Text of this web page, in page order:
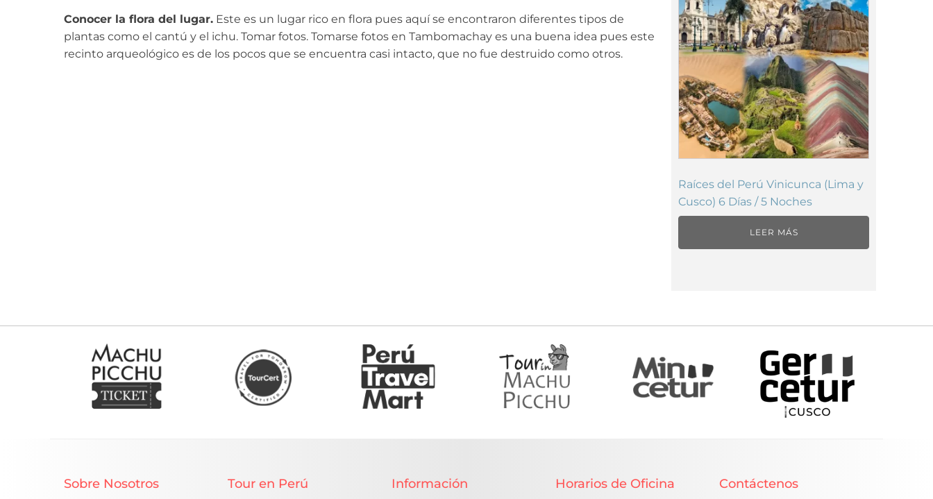
Conocer la flora del lugar. Este es un lugar rico en flora pues aquí se encontraron diferentes tipos de
plantas como el cantú y el ichu. Tomar fotos. Tomarse fotos en Tambomachay es una buena idea pues este
recinto arqueológico es de los pocos que se encuentra casi intacto, que no fue destruido como otros.
Raíces del Perú Vinicunca (Lima y
Cusco) 6 Días / 5 Noches
LEER MÁS
Sobre Nosotros Tour en Perú Información Horarios de Oficina Contáctenos